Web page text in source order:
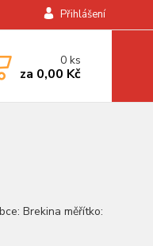
Přihlášení
0ks
za 0,00 Kč
Brekina měřítko: